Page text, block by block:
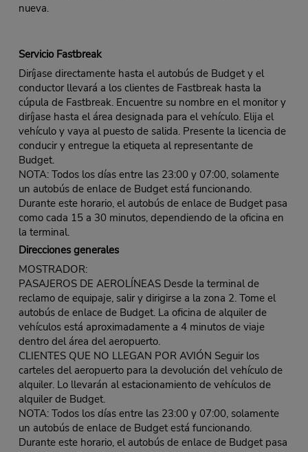
nueva.
Servicio Fastbreak
Diríjase directamente hasta el autobús de Budget y el
conductor llevará a los clientes de Fastbreak hasta la
cúpula de Fastbreak. Encuentre su nombre en el monitor y
diríjase hasta el área designada para el vehículo. Elija el
vehículo y vaya al puesto de salida. Presente la licencia de
conducir y entregue la etiqueta al representante de
Budget.
NOTA: Todos los días entre las 23:00 y 07:00, solamente
un autobús de enlace de Budget está funcionando.
Durante este horario, el autobús de enlace de Budget pasa
como cada 15 a 30 minutos, dependiendo de la oficina en
la terminal.
Direcciones generales
MOSTRADOR:
PASAJEROS DE AEROLÍNEAS Desde la terminal de
reclamo de equipaje, salir y dirigirse a la zona 2. Tome el
autobús de enlace de Budget. La oficina de alquiler de
vehículos está aproximadamente a 4 minutos de viaje
dentro del área del aeropuerto.
CLIENTES QUE NO LLEGAN POR AVIÓN Seguir los
carteles del aeropuerto para la devolución del vehículo de
alquiler. Lo llevarán al estacionamiento de vehículos de
alquiler de Budget.
NOTA: Todos los días entre las 23:00 y 07:00, solamente
un autobús de enlace de Budget está funcionando.
Durante este horario, el autobús de enlace de Budget pasa